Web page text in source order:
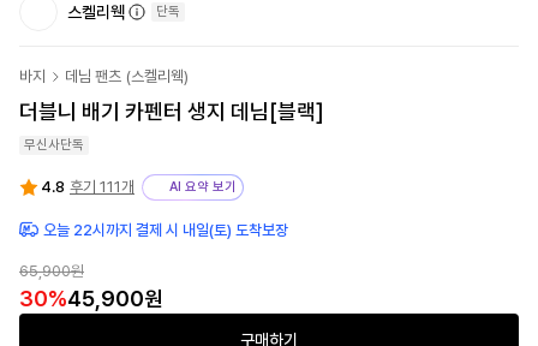
스켈리웩 단독
바지 데님 팬츠 (스켈리웩)
더블니 배기 카펜터 생지 데님[블랙]
무신사단독
4.8 후기 111개 AI 요약 보기
오늘 22시까지 결제 시 내일(토) 도착보장
65,900원
30%45,900원
구매하기